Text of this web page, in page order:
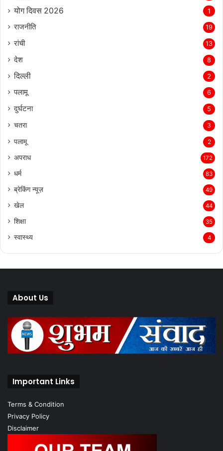
योग दिवस 2026 1
राजनीति 19
रांची 13
देश 8
दिल्‍ली 2
पलामू 6
दुर्घटना 5
चतरा 3
पलामू 2
अपराध 172
धर्म 83
ब्रेकिंग न्यूज़ 49
खेल 44
शिक्षा 35
स्वास्थ्य 4
About Us
Important Links
Terms & Condition
Privacy Policy
Disclaimer